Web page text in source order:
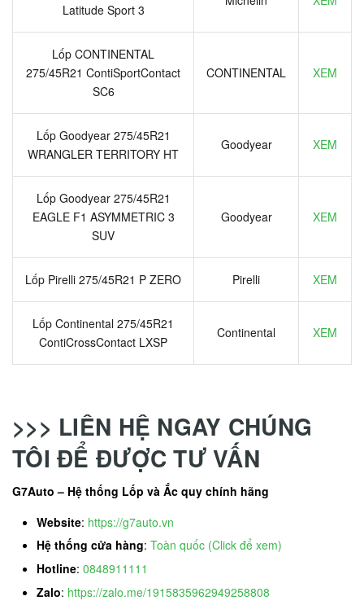
Latitude Sport 3
Lốp CONTINENTAL
275/45R21 ContiSportContact
SC6
CONTINENTAL XEM
Lốp Goodyear 275/45R21
WRANGLER TERRITORY HT
Goodyear XEM
Lốp Goodyear 275/45R21
EAGLE F1 ASYMMETRIC 3
SUV
Goodyear XEM
Lốp Pirelli 275/45R21 P ZERO Pirelli XEM
Lốp Continental 275/45R21
ContiCrossContact LXSP
Continental XEM
>>> LIÊN HỆ NGAY CHÚNG
TÔI ĐỂ ĐƯỢC TƯ VẤN
G7Auto – Hệ thống Lốp và Ắc quy chính hãng
Website: https://g7auto.vn
Hệ thống cửa hàng: Toàn quốc (Click để xem)
Hotline: 0848911111
Zalo: https://zalo.me/1915835962949258808